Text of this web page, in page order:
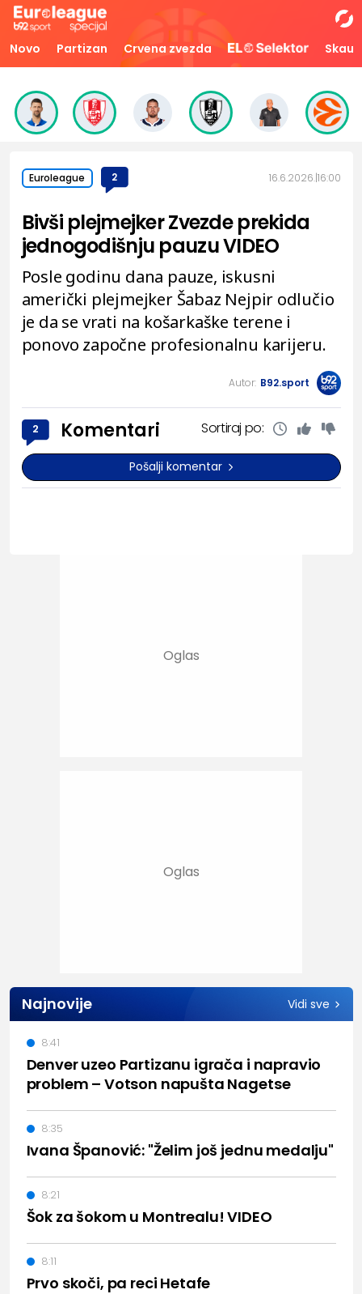
Novo Partizan Crvena zvezda Skaut
Euroleague 2 16.6.2026. 16:00
Bivši plejmejker Zvezde prekida
jednogodišnju pauzu VIDEO
Posle godinu dana pauze, iskusni
američki plejmejker Šabaz Nejpir odlučio
je da se vrati na košarkaške terene i
ponovo započne profesionalnu karijeru.
Autor: B92.sport
2 Komentari Sortiraj po:
Pošalji komentar
Najnovije Vidi sve
Denver uzeo Partizanu igrača i napravio
problem – Votson napušta Nagetse
8:41
Ivana Španović: "Želim još jednu medalju"
8:35
Šok za šokom u Montrealu! VIDEO
8:21
Prvo skoči, pa reci Hetafe
8:11